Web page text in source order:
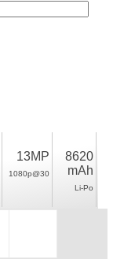
13MP
1080p@30
8620
mAh
Li-Po